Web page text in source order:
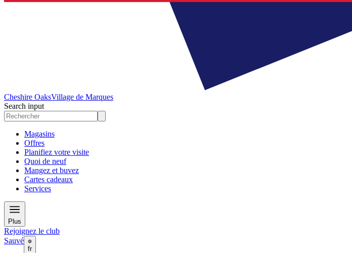
Cheshire OaksVillage de Marques
Search input
Magasins
Offres
Planifiez votre visite
Quoi de neuf
Mangez et buvez
Cartes cadeaux
Services
Plus
Rejoignez le club
Sauvé
fr